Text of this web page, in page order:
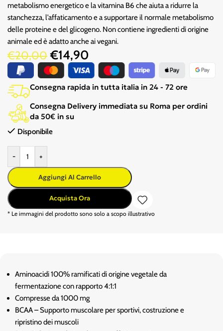
metabolismo energetico e la vitamina B6 che aiuta a ridurre la
stanchezza, l’affaticamento e a supportare il normale metabolismo
delle proteine ​​e del glicogeno. Non contiene ingredienti di origine
animale ed è adatto anche ai vegani.
€20,00 €14,90
Consegna rapida in tutta italia in 24 - 72 ore
Consegna Delivery immediata su Roma per ordini
da 50€ in su
Disponibile
- +
Aggiungi Al Carrello
Acquista Ora
* Le immagini del prodotto sono solo a scopo illustrativo
Aminoacidi 100% ramificati di origine vegetale da
fermentazione con rapporto 4:1:1
Compresse da 1000 mg
BCAA – Supporto muscolare per sportivi, costruzione e
ripristino dei muscoli